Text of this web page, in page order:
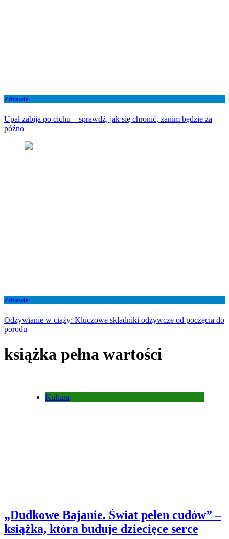
Zdrowie
Upał zabija po cichu – sprawdź, jak się chronić, zanim będzie za
późno
Zdrowie
Odżywianie w ciąży: Kluczowe składniki odżywcze od poczęcia do
porodu
książka pełna wartości
Kultura
„Dudkowe Bajanie. Świat pełen cudów” –
książka, która buduje dziecięce serce